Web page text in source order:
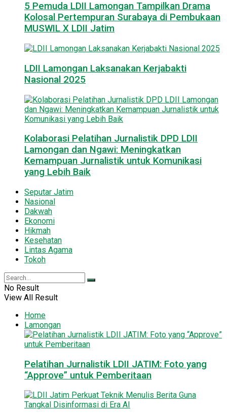
5 Pemuda LDII Lamongan Tampilkan Drama
Kolosal Pertempuran Surabaya di Pembukaan
MUSWIL X LDII Jatim
LDII Lamongan Laksanakan Kerjabakti
Nasional 2025
Kolaborasi Pelatihan Jurnalistik DPD LDII
Lamongan dan Ngawi: Meningkatkan
Kemampuan Jurnalistik untuk Komunikasi
yang Lebih Baik
Seputar Jatim
Nasional
Dakwah
Ekonomi
Hikmah
Kesehatan
Lintas Agama
Tokoh
No Result
View All Result
Home
Lamongan
Pelatihan Jurnalistik LDII JATIM: Foto yang
“Approve” untuk Pemberitaan